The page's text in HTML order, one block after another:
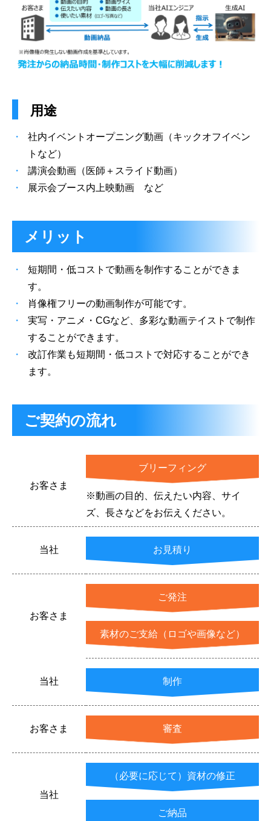
用途
社内イベントオープニング動画（キックオフイベン
トなど）
講演会動画（医師＋スライド動画）
展示会ブース内上映動画 など
メリット
短期間・低コストで動画を制作することができま
す。
肖像権フリーの動画制作が可能です。
実写・アニメ・CGなど、多彩な動画テイストで制作
することができます。
改訂作業も短期間・低コストで対応することができ
ます。
ご契約の流れ
お客さま
ブリーフィング
※動画の目的、伝えたい内容、サイ
ズ、長さなどをお伝えください。
当社 お見積り
お客さま
ご発注
素材のご支給（ロゴや画像など）
当社 制作
お客さま 審査
当社
（必要に応じて）資材の修正
ご納品